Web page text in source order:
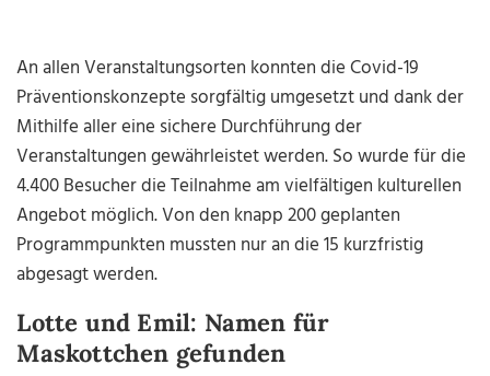
An allen Veranstaltungsorten konnten die Covid-19
Präventionskonzepte sorgfältig umgesetzt und dank der
Mithilfe aller eine sichere Durchführung der
Veranstaltungen gewährleistet werden. So wurde für die
4.400 Besucher die Teilnahme am vielfältigen kulturellen
Angebot möglich. Von den knapp 200 geplanten
Programmpunkten mussten nur an die 15 kurzfristig
abgesagt werden.
Lotte und Emil: Namen für
Maskottchen gefunden